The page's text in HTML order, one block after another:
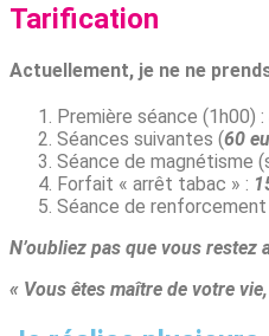
Tarification
Actuellement, je ne ne
Première séance (1h00) :
Séances suivantes (60
Séance de magnétisme
Forfait « arrêt tabac » :
Séance de
N’oubliez pas que vous restez
« Vous êtes maître de votre